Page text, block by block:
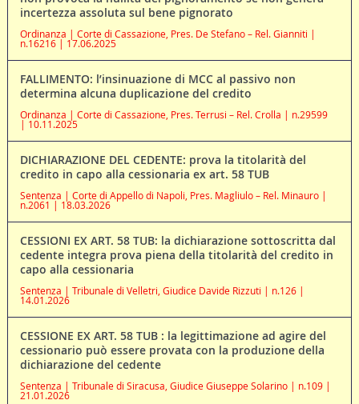
incertezza assoluta sul bene pignorato
Ordinanza | Corte di Cassazione, Pres. De Stefano – Rel. Gianniti |
n.16216 | 17.06.2025
FALLIMENTO: l’insinuazione di MCC al passivo non
determina alcuna duplicazione del credito
Ordinanza | Corte di Cassazione, Pres. Terrusi – Rel. Crolla | n.29599
| 10.11.2025
DICHIARAZIONE DEL CEDENTE: prova la titolarità del
credito in capo alla cessionaria ex art. 58 TUB
Sentenza | Corte di Appello di Napoli, Pres. Magliulo – Rel. Minauro |
n.2061 | 18.03.2026
CESSIONI EX ART. 58 TUB: la dichiarazione sottoscritta dal
cedente integra prova piena della titolarità del credito in
capo alla cessionaria
Sentenza | Tribunale di Velletri, Giudice Davide Rizzuti | n.126 |
14.01.2026
CESSIONE EX ART. 58 TUB : la legittimazione ad agire del
cessionario può essere provata con la produzione della
dichiarazione del cedente
Sentenza | Tribunale di Siracusa, Giudice Giuseppe Solarino | n.109 |
21.01.2026